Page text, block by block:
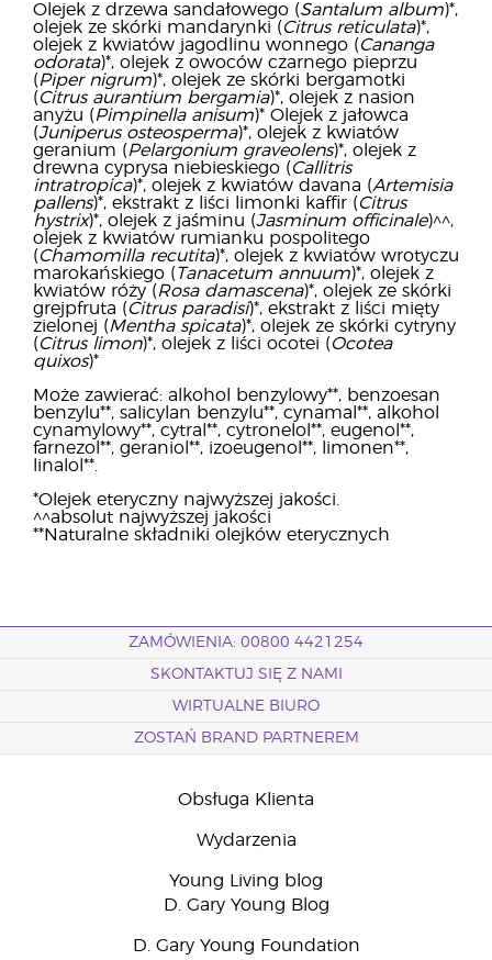
Olejek z drzewa sandałowego (Santalum album)*,
olejek ze skórki mandarynki (Citrus reticulata)*,
olejek z kwiatów jagodlinu wonnego (Cananga
odorata)*, olejek z owoców czarnego pieprzu
(Piper nigrum)*, olejek ze skórki bergamotki
(Citrus aurantium bergamia)*, olejek z nasion
anyżu (Pimpinella anisum)* Olejek z jałowca
(Juniperus osteosperma)*, olejek z kwiatów
geranium (Pelargonium graveolens)*, olejek z
drewna cyprysa niebieskiego (Callitris
intratropica)*, olejek z kwiatów davana (Artemisia
pallens)*, ekstrakt z liści limonki kaffir (Citrus
hystrix)*, olejek z jaśminu (Jasminum officinale)^^,
olejek z kwiatów rumianku pospolitego
(Chamomilla recutita)*, olejek z kwiatów wrotyczu
marokańskiego (Tanacetum annuum)*, olejek z
kwiatów róży (Rosa damascena)*, olejek ze skórki
grejpfruta (Citrus paradisi)*, ekstrakt z liści mięty
zielonej (Mentha spicata)*, olejek ze skórki cytryny
(Citrus limon)*, olejek z liści ocotei (Ocotea
quixos)*
Może zawierać: alkohol benzylowy**, benzoesan
benzylu**, salicylan benzylu**, cynamal**, alkohol
cynamylowy**, cytral**, cytronelol**, eugenol**,
farnezol**, geraniol**, izoeugenol**, limonen**,
linalol**.
*Olejek eteryczny najwyższej jakości.
^^absolut najwyższej jakości
**Naturalne składniki olejków eterycznych
ZAMÓWIENIA: 00800 4421254
SKONTAKTUJ SIĘ Z NAMI
WIRTUALNE BIURO
ZOSTAŃ BRAND PARTNEREM
Obsługa Klienta
Wydarzenia
Young Living blog
D. Gary Young Blog
D. Gary Young Foundation